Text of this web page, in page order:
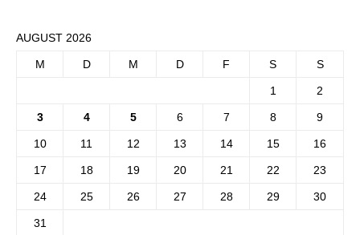
AUGUST 2026
M D M D F S S
1 2
3 4 5 6 7 8 9
10 11 12 13 14 15 16
17 18 19 20 21 22 23
24 25 26 27 28 29 30
31